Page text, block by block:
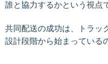
誰と協力するかという視点
共同配送の成功は、トラッ
設計段階から始まっている